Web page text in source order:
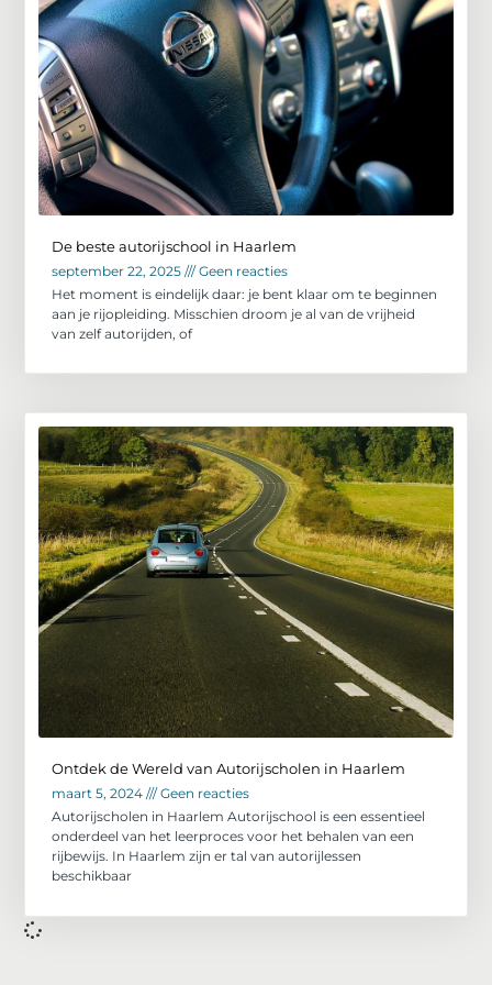
De beste autorijschool in Haarlem
september 22, 2025
Geen reacties
Het moment is eindelijk daar: je bent klaar om te beginnen
aan je rijopleiding. Misschien droom je al van de vrijheid
van zelf autorijden, of
Ontdek de Wereld van Autorijscholen in Haarlem
maart 5, 2024
Geen reacties
Autorijscholen in Haarlem Autorijschool is een essentieel
onderdeel van het leerproces voor het behalen van een
rijbewijs. In Haarlem zijn er tal van autorijlessen
beschikbaar